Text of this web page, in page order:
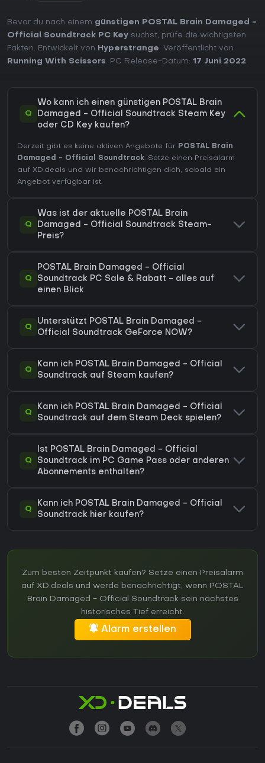
Bevor du nach einem günstigen POSTAL Brain Damaged -
Official Soundtrack PC Key suchst, prüfe die wichtigsten
Fakten. Entwickelt von
Hyperstrange. Veröffentlicht von
Running With Scissors. PC Release-Datum: 17 Juni 2022.
Q
Wo kann ich einen günstigen POSTAL Brain
Damaged - Official Soundtrack Steam Key
oder CD Key kaufen?
Derzeit gibt es keine aktiven Angebote für POSTAL Brain
Damaged - Official Soundtrack. Setze einen Preisalarm
auf XD.deals und wir benachrichtigen dich, sobald ein
Angebot verfügbar ist.
Q
Was ist der aktuelle POSTAL Brain
Damaged - Official Soundtrack Steam-
Preis?
Q
POSTAL Brain Damaged - Official
Soundtrack PC Sale & Rabatt - alles auf
einen Blick
Q
Unterstützt POSTAL Brain Damaged -
Official Soundtrack GeForce NOW?
Q
Kann ich POSTAL Brain Damaged - Official
Soundtrack auf Steam kaufen?
Q
Kann ich POSTAL Brain Damaged - Official
Soundtrack auf dem Steam Deck spielen?
Q
Ist POSTAL Brain Damaged - Official
Soundtrack im PC Game Pass oder anderen
Abonnements enthalten?
Q
Kann ich POSTAL Brain Damaged - Official
Soundtrack hier kaufen?
Zum besten Zeitpunkt kaufen? Setze einen Preisalarm
auf XD.deals und werde benachrichtigt, wenn POSTAL
Brain Damaged - Official Soundtrack sein nächstes
historisches Tief erreicht.
Alarm erstellen